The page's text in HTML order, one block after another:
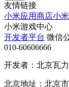
友情链接
小米应用商店小
小米游戏中心
开发者平台 微信
010-60606666
开发者：北京瓦
北京地址：北京